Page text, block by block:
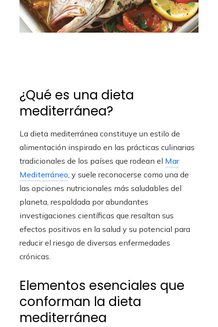
¿Qué es una dieta
mediterránea?
La dieta mediterránea constituye un estilo de
alimentación inspirado en las prácticas culinarias
tradicionales de los países que rodean el Mar
Mediterráneo, y suele reconocerse como una de
las opciones nutricionales más saludables del
planeta, respaldada por abundantes
investigaciones científicas que resaltan sus
efectos positivos en la salud y su potencial para
reducir el riesgo de diversas enfermedades
crónicas.
Elementos esenciales que
conforman la dieta
mediterránea